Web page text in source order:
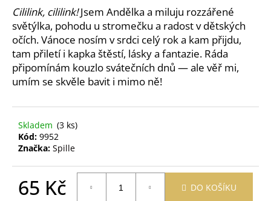
hvězdiček.
Cililink, cililink!Jsem Andělka a miluju rozzářené
světýlka, pohodu u stromečku a radost v dětských
očích. Vánoce nosím v srdci celý rok a kam přijdu,
tam přiletí i kapka štěstí, lásky a fantazie. Ráda
připomínám kouzlo svátečních dnů — ale věř mi,
umím se skvěle bavit i mimo ně!
Skladem (3 ks)
Kód: 9952
Značka: Spille
65 Kč DO KOŠÍKU
HLEDAT
D
o
o
č
u